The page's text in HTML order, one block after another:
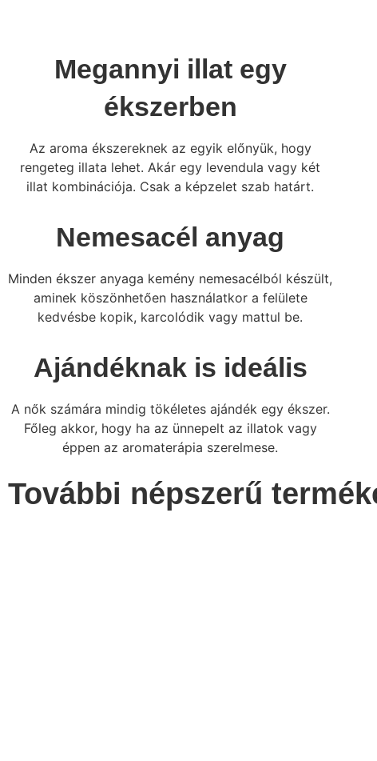
Megannyi illat egy
ékszerben
Az aroma ékszereknek az egyik előnyük, hogy
rengeteg illata lehet. Akár egy levendula vagy két
illat kombinációja. Csak a képzelet szab határt.
Nemesacél anyag
Minden ékszer anyaga kemény nemesacélból készült,
aminek köszönhetően használatkor a felülete
kedvésbe kopik, karcolódik vagy mattul be.
Ajándéknak is ideális
A nők számára mindig tökéletes ajándék egy ékszer.
Főleg akkor, hogy ha az ünnepelt az illatok vagy
éppen az aromaterápia szerelmese.
További népszerű